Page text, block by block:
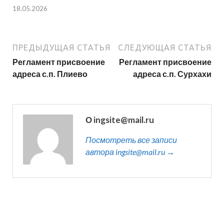
18.05.2026
ПРЕДЫДУЩАЯ СТАТЬЯ
Регламент присвоение
адреса с.п. Плиево
СЛЕДУЮЩАЯ СТАТЬЯ
Регламент присвоение
адреса с.п. Сурхахи
О ingsite@mail.ru
Посмотреть все записи
автора ingsite@mail.ru →